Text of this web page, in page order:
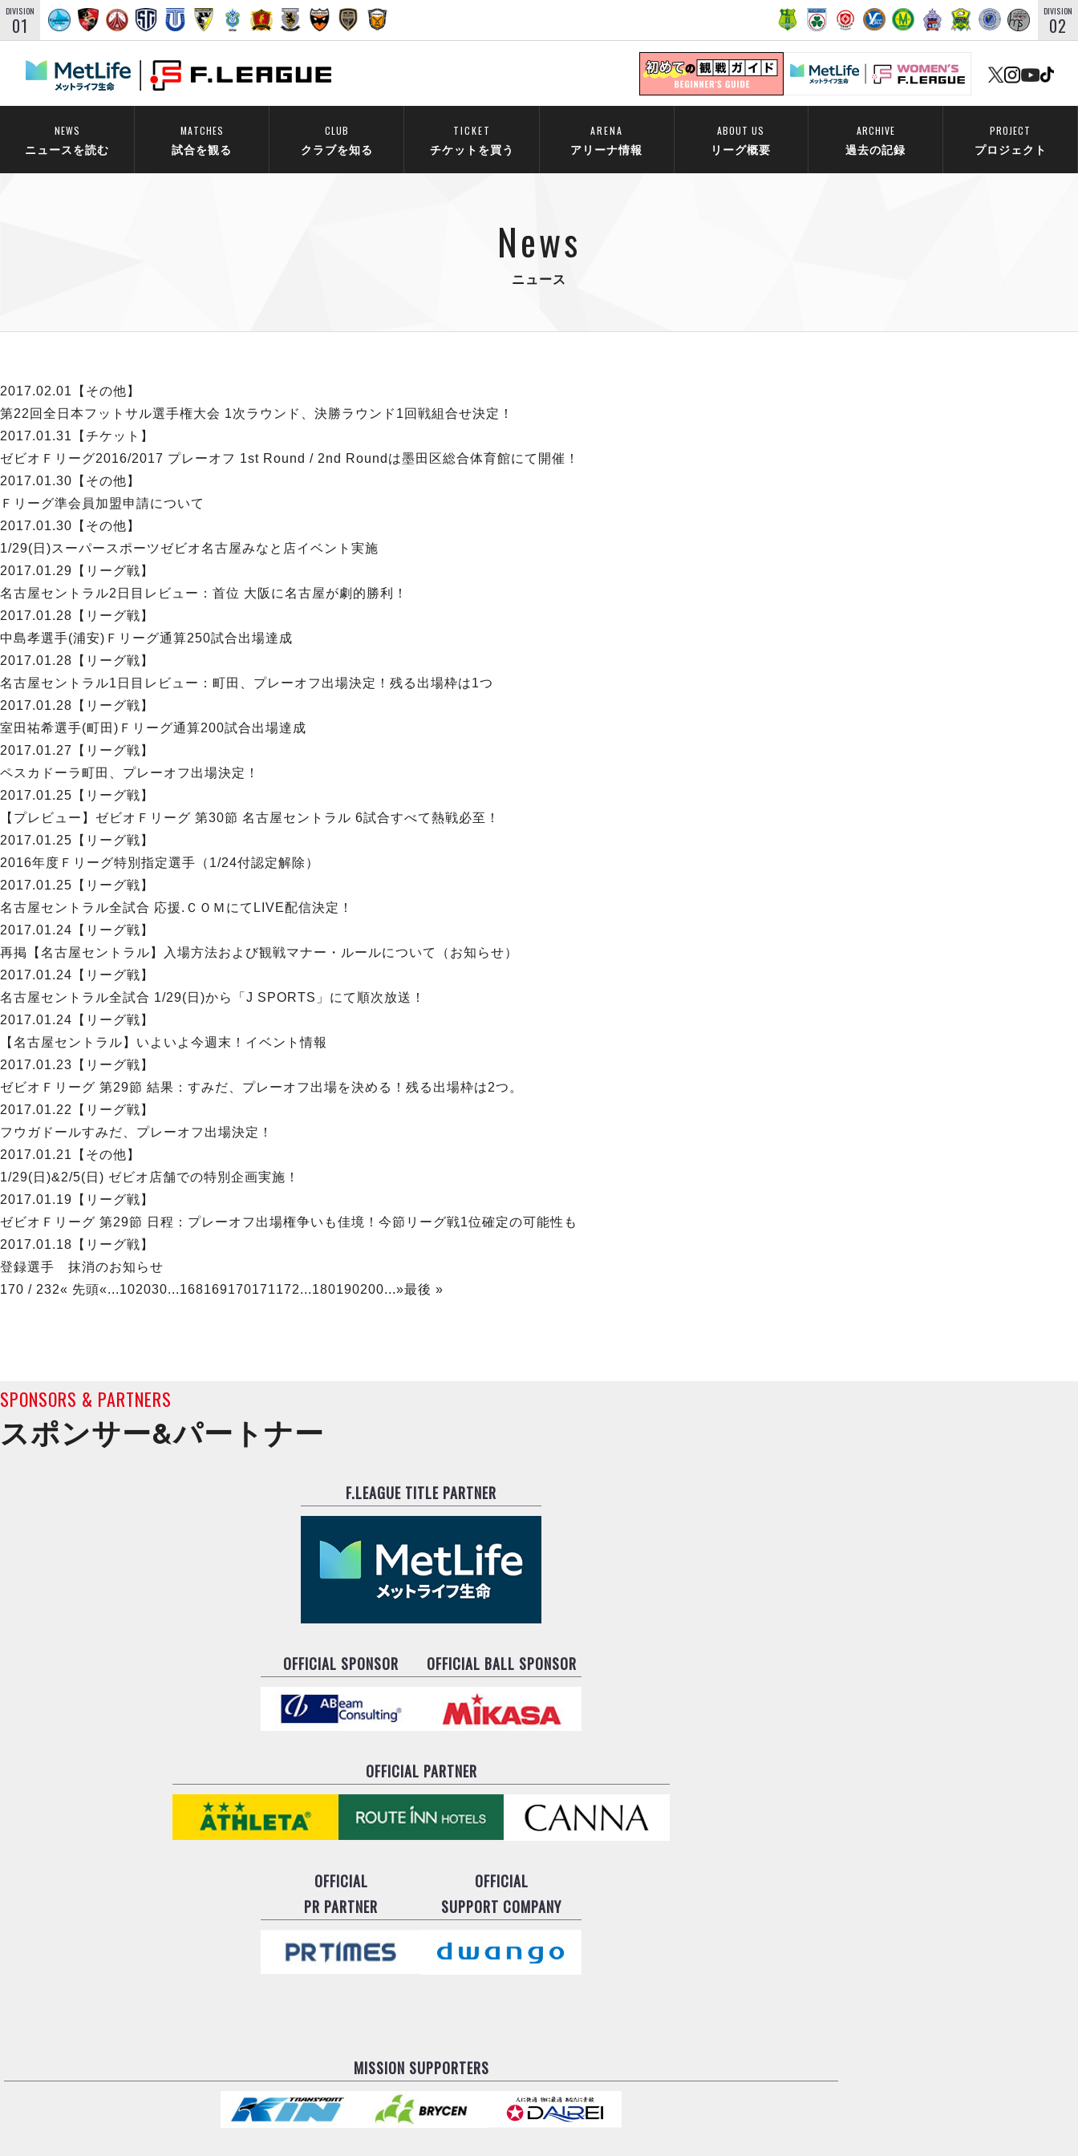
DIVISION
01
DIVISION
02
NEWS
ニュースを読む
MATCHES
試合を観る
CLUB
クラブを知る
TICKET
チケットを買う
ARENA
アリーナ情報
ABOUT US
リーグ概要
ARCHIVE
過去の記録
PROJECT
プロジェクト
News
ニュース
2017.02.01
【その他】
第22回全日本フットサル選手権大会 1次ラウンド、決勝ラウンド1回戦組合せ決定！
2017.01.31
【チケット】
ゼビオＦリーグ2016/2017 プレーオフ 1st Round / 2nd Roundは墨田区総合体育館にて開催！
2017.01.30 【その他】
Ｆリーグ準会員加盟申請について
2017.01.30 【その他】
1/29(日)スーパースポーツゼビオ名古屋みなと店イベント実施
2017.01.29 【リーグ戦】
名古屋セントラル2日目レビュー：首位 大阪に名古屋が劇的勝利！
2017.01.28 【リーグ戦】
中島孝選手(浦安)Ｆリーグ通算250試合出場達成
2017.01.28 【リーグ戦】
名古屋セントラル1日目レビュー：町田、プレーオフ出場決定！残る出場枠は1つ
2017.01.28 【リーグ戦】
室田祐希選手(町田)Ｆリーグ通算200試合出場達成
2017.01.27
【リーグ戦】
ペスカドーラ町田、プレーオフ出場決定！
2017.01.25 【リーグ戦】
【プレビュー】ゼビオＦリーグ 第30節 名古屋セントラル 6試合すべて熱戦必至！
2017.01.25 【リーグ戦】
2016年度Ｆリーグ特別指定選手（1/24付認定解除）
2017.01.25 【リーグ戦】
名古屋セントラル全試合 応援.ＣＯＭにてLIVE配信決定！
2017.01.24 【リーグ戦】
再掲【名古屋セントラル】入場方法および観戦マナー・ルールについて（お知らせ）
2017.01.24 【リーグ戦】
名古屋セントラル全試合 1/29(日)から「J SPORTS」にて順次放送！
2017.01.24 【リーグ戦】
【名古屋セントラル】いよいよ今週末！イベント情報
2017.01.23 【リーグ戦】
ゼビオＦリーグ 第29節 結果：すみだ、プレーオフ出場を決める！残る出場枠は2つ。
2017.01.22
【リーグ戦】
フウガドールすみだ、プレーオフ出場決定！
2017.01.21
【その他】
1/29(日)&2/5(日) ゼビオ店舗での特別企画実施！
2017.01.19 【リーグ戦】
ゼビオＦリーグ 第29節 日程：プレーオフ出場権争いも佳境！今節リーグ戦1位確定の可能性も
2017.01.18 【リーグ戦】
登録選手 抹消のお知らせ
170 / 232« 先頭«...102030...168169170171172...180190200...»最後 »
SPONSORS & PARTNERS
スポンサー&パートナー
F.LEAGUE TITLE PARTNER
OFFICIAL SPONSOR OFFICIAL BALL SPONSOR
OFFICIAL PARTNER
OFFICIAL
PR PARTNER
OFFICIAL
SUPPORT COMPANY
MISSION SUPPORTERS